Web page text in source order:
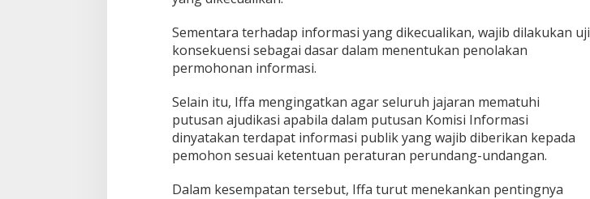
Sementara terhadap informasi yang dikecualikan, wajib dilakukan uji
konsekuensi sebagai dasar dalam menentukan penolakan
permohonan informasi.
‎Selain itu, Iffa mengingatkan agar seluruh jajaran mematuhi
putusan ajudikasi apabila dalam putusan Komisi Informasi
dinyatakan terdapat informasi publik yang wajib diberikan kepada
pemohon sesuai ketentuan peraturan perundang-undangan.
Dalam kesempatan tersebut, Iffa turut menekankan pentingnya